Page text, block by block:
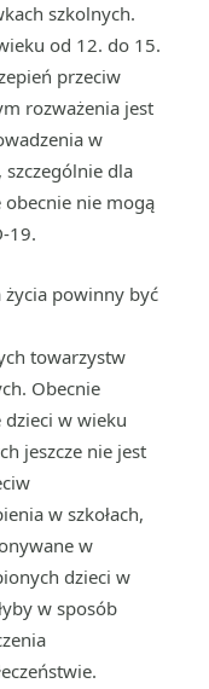
szkolnych.
od 12. do 15.
przeciw
rozważenia jest
w
szczególnie dla
nie mogą
19.
życia powinny być
towarzystw
Obecnie
dzieci w wieku
jeszcze nie jest
w szkołach,
w
dzieci w
w sposób